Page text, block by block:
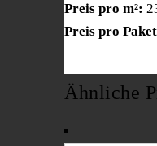
Preis pro m²:
Preis pro
Ähnliche